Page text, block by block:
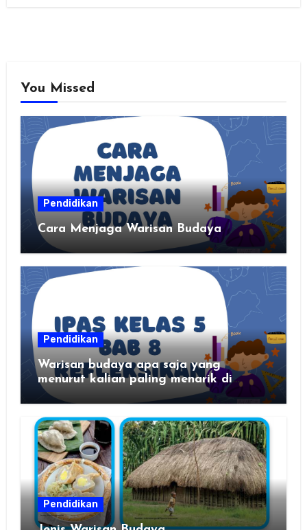
You Missed
Pendidikan
Cara Menjaga Warisan Budaya
Pendidikan
Warisan budaya apa saja yang
menurut kalian paling menarik di
Pendidikan